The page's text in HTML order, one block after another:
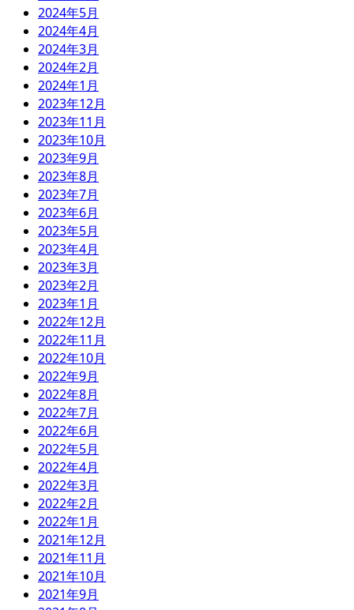
2024年5月
2024年4月
2024年3月
2024年2月
2024年1月
2023年12月
2023年11月
2023年10月
2023年9月
2023年8月
2023年7月
2023年6月
2023年5月
2023年4月
2023年3月
2023年2月
2023年1月
2022年12月
2022年11月
2022年10月
2022年9月
2022年8月
2022年7月
2022年6月
2022年5月
2022年4月
2022年3月
2022年2月
2022年1月
2021年12月
2021年11月
2021年10月
2021年9月